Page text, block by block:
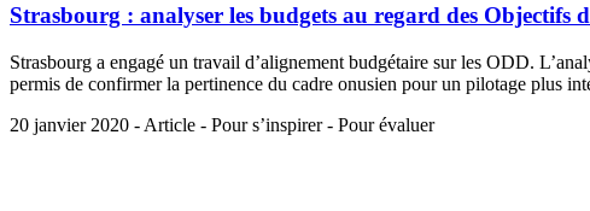
Strasbourg : analyser les budgets au regard des Objectifs
Strasbourg a engagé un travail d’alignement budgétaire sur les ODD.
permis de confirmer la pertinence du cadre onusien pour un pilotage plus
20 janvier 2020 - Article - Pour s’inspirer - Pour évaluer